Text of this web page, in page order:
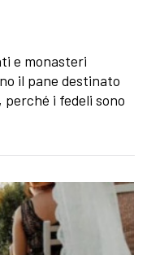
e monasteri
il pane destinato
i fedeli sono